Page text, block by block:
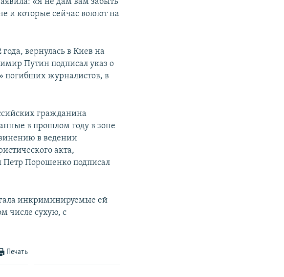
и которые сейчас воюют на
вернулась в Киев на
Путин подписал указ о
погибших журналистов, в
гражданина
в прошлом году в зоне
в ведении
акта,
Петр Порошенко подписал
инкриминируемые ей
числе сухую, с
Печать